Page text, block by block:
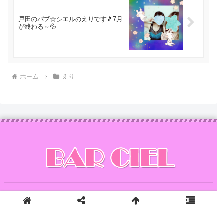
戸田のパブ☆シエルのえりです🎵7月
が終わる～💦
ホーム えり